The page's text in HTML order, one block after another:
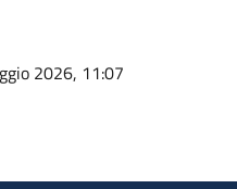
2026, 11:07